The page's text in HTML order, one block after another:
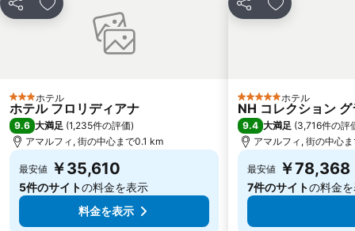
Piazza Tasso
San Giovanni a Teduccio
Piazza Dante
シェア お気に入りに追加
3 ホテルのランク
ホテル
ホテル フロリディアナ
9.6 大満足 (1,235件の評価)
アマルフィ, 街の中心まで0.1 km
最安値 ￥35,610
5件のサイトの料金を表示
料金を表示
シェア お気に入りに
5 ホテルのランク
ホテル
NH コレクション
9.4 大満足 (3,716件の評
アマルフィ, 街の中心
最安値 ￥78,368
7件のサイトの料金